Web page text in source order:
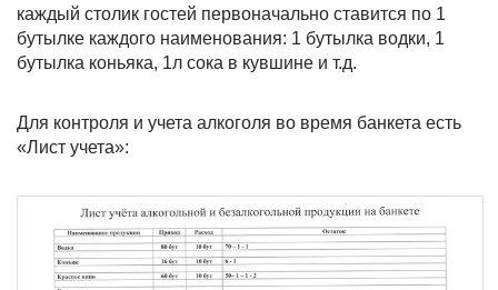
каждый столик гостей первоначально ставится по 1
бутылке каждого наименования: 1 бутылка водки, 1
бутылка коньяка, 1л сока в кувшине и т.д.
Для контроля и учета алкоголя во время банкета есть
«Лист учета»: